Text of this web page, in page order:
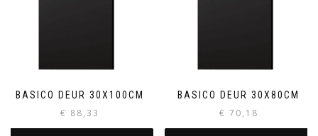
BASICO DEUR 30X100CM
€ 88,33
BASICO DEUR 30X80CM
€ 70,18